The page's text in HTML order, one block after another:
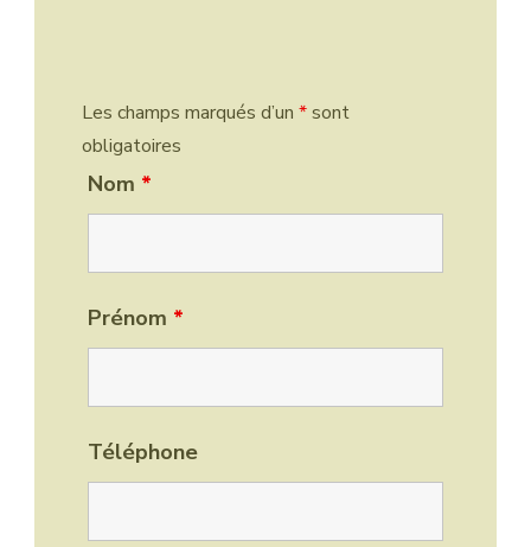
Les champs marqués d’un *sont
obligatoires
Nom *
Prénom *
Téléphone